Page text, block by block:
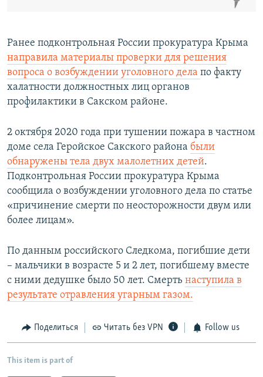
Ранее подконтрольная России прокуратура Крыма
направила материалы проверки для решения
вопроса о возбуждении уголовного дела по факту
халатности должностных лиц органов
профилактики в Сакском районе.
2 октября 2020 года при тушении пожара в частном
доме села Геройское Сакского района были
обнаружены тела двух малолетних детей.
Подконтрольная России прокуратура Крыма
сообщила о возбуждении уголовного дела по статье
«причинение смерти по неосторожности двум или
более лицам».
По данным российского Следкома, погибшие дети
– мальчики в возрасте 5 и 2 лет, погибшему вместе
с ними дедушке было 50 лет. Смерть наступила в
результате отравления угарным газом.
Поделиться Читать без VPN Follow us
This item is part of